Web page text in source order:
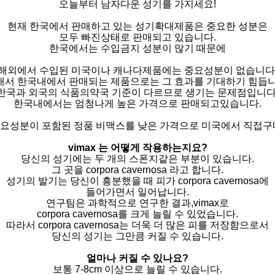
오늘부터 남자다운 성기를 가지세요!
현재 한국에서 판매하고 있는 성기확대제품은 중요한 성분은
모두 빠진상태로 판매되고 있습니다.
한국에서는 수입금지 성분이 많기 때문에
외에서 수입된 미국이나 캐나다제품에는 중요성분이 없습니
서 한국내에서 판매되는 제품으로는 그 효과를 기대하기 힘듭
국과 외국의 식품의약국 기준이 다르므로 생기는 문제점입니
한국내에서는 엄청나게 높은 가격으로 판매되고있습니다.
성분이 포함된 정품 비맥스를 낮은 가격으로 미국에서 직접구
vimax 는 어떻게 작용하는지요?
당신의 성기에는 두 개의 스폰지같은 부분이 있습니다.
그 곳을 corpora cavernosa 라고 합니다.
성기의 발기는 당신이 흥분했을 때 피가 corpora cavernosa에
들어가면서 일어납니다.
연구팀은 과학적으로 연구한 결과,vimax로
corpora cavernosa를 크게 늘릴 수 있었습니다.
따라서 corpora cavernosa는 더욱 더 많은 피를 저장함으로서
당신의 성기는 그만큼 커질 수 있습니다.
얼마나 커질 수 있나요?
보통 7-8cm 이상으로 늘릴 수 있습니다.